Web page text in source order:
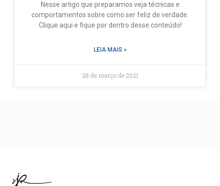
Nesse artigo que preparamos veja técnicas e
comportamentos sobre como ser feliz de verdade.
Clique aqui e fique por dentro desse conteúdo!
LEIA MAIS »
28 de março de 2021